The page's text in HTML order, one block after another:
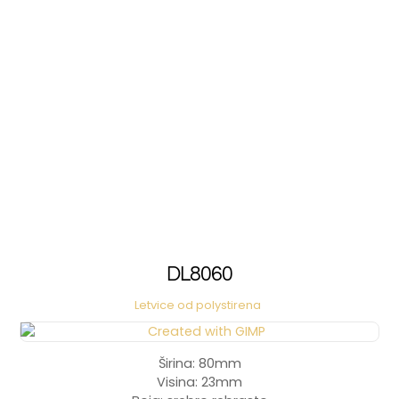
DL8060
Letvice od polystirena
Širina: 80mm
Visina: 23mm